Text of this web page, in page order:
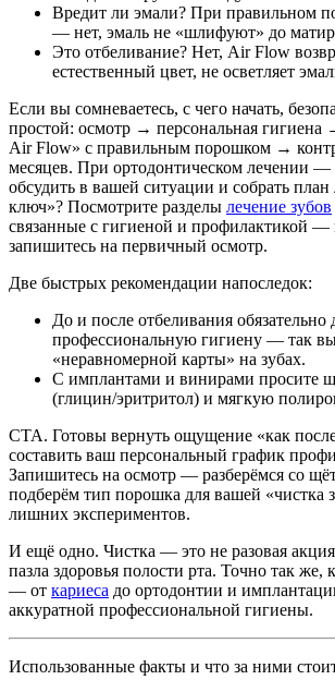
Вредит ли эмали? При правильном
— нет, эмаль не «шлифуют» до
Это отбеливание? Нет, Air Flow
естественный цвет, не осветляет
Если вы сомневаетесь, с чего начать,
простой: осмотр → персональная гигиена
Air Flow» с правильным порошком →
месяцев. При ортодонтическом лечении
обсудить в вашей ситуации и собрать
ключ»? Посмотрите разделы лечение зубов
связанные с гигиеной и профилактикой —
запишитесь на первичный осмотр.
Две быстрых рекомендации напоследок:
До и после отбеливания обязательно
профессиональную гигиену — так
«неравномерной карты» на зубах.
С имплантами и винирами просите
(глицин/эритритол) и мягкую
CTA. Готовы вернуть ощущение «как
составить ваш персональный график
Запишитесь на осмотр — разберёмся со
подберём тип порошка для вашей «чистка
лишних экспериментов.
И ещё одно. Чистка — это не разовая
пазла здоровья полости рта. Точно так же,
— от кариеса до ортодонтии и
аккуратной профессиональной гигиены.
Использованные факты и что за ними